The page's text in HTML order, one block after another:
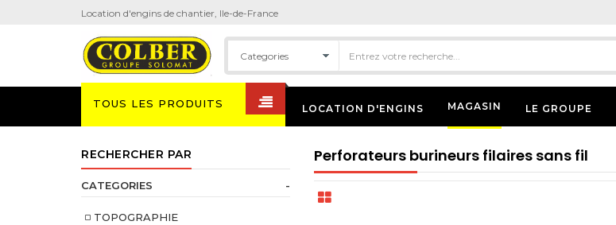
Location d'engins de chantier, Ile-de-France
TOUS LES PRODUITS LOCATION D'ENGINS MAGASIN LE GROUPE
Perforateurs burineurs filaires sans fil
RECHERCHER PAR
CATEGORIES -
TOPOGRAPHIE